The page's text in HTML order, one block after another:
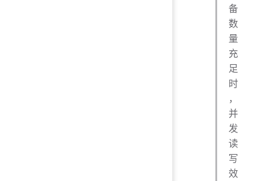
备
数
量
充
足
时
，
并
发
读
写
效